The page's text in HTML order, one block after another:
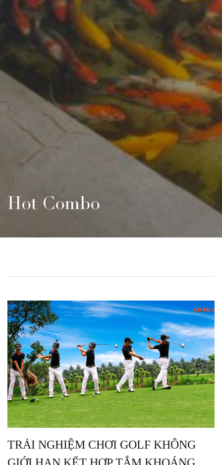
Hot Combo
TRẢI NGHIỆM CHƠI GOLF KHÔNG